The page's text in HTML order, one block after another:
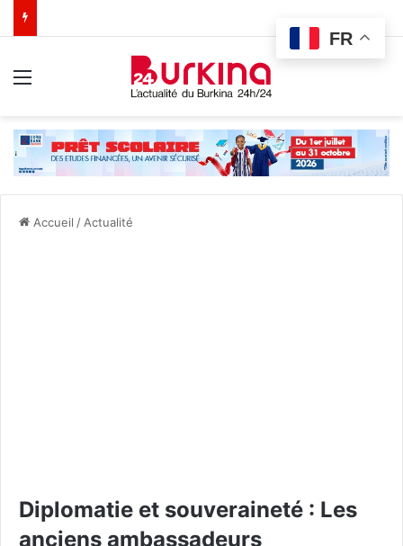
Accueil / Actualité
Diplomatie et souveraineté : Les
anciens ambassadeurs
FR